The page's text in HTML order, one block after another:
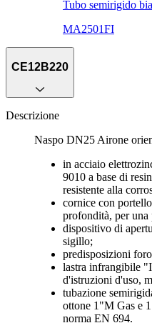
Tubo semirigido
MA2501FI
CE12B220
Descrizione
Naspo DN25 Airone
in acciaio
9010 a base di
resistente alla
cornice con
profondità, per
dispositivo di
sigillo;
predisposizioni
lastra infrangibile
d'istruzioni d'uso,
tubazione
ottone 1"M Gas e
norma EN 694.